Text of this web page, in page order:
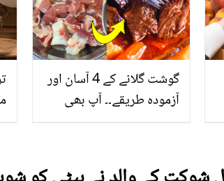
گوشت گلانے کے 4 آسان اور
آزمودہ طریقے۔۔ آپ بھی